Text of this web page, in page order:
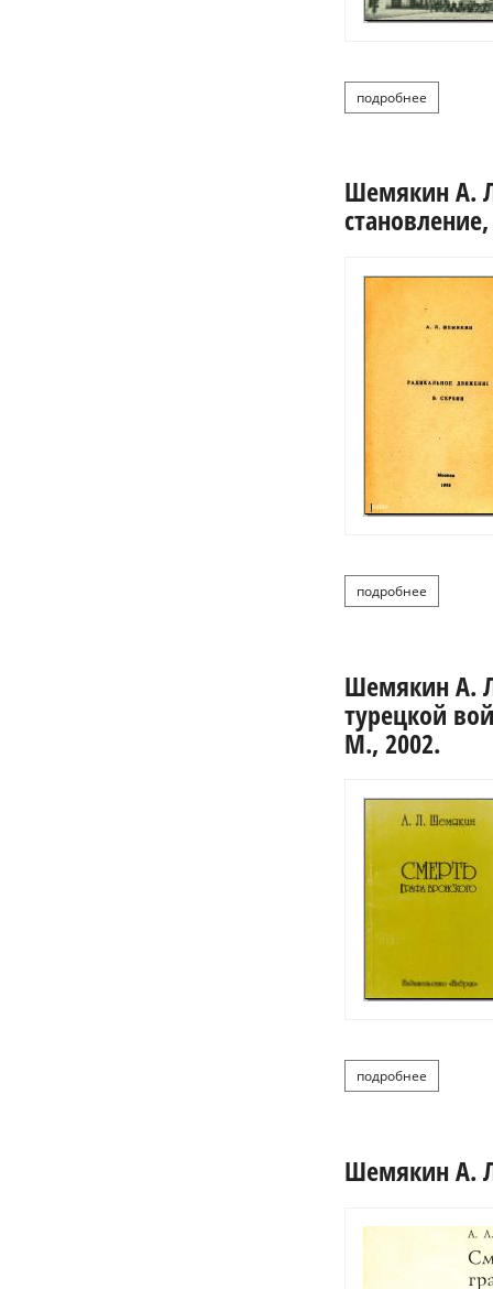
подробнее
Шемякин А.
подробнее
Шемякин А.
турецкой
М., 2002.
подробнее
Шемякин А.